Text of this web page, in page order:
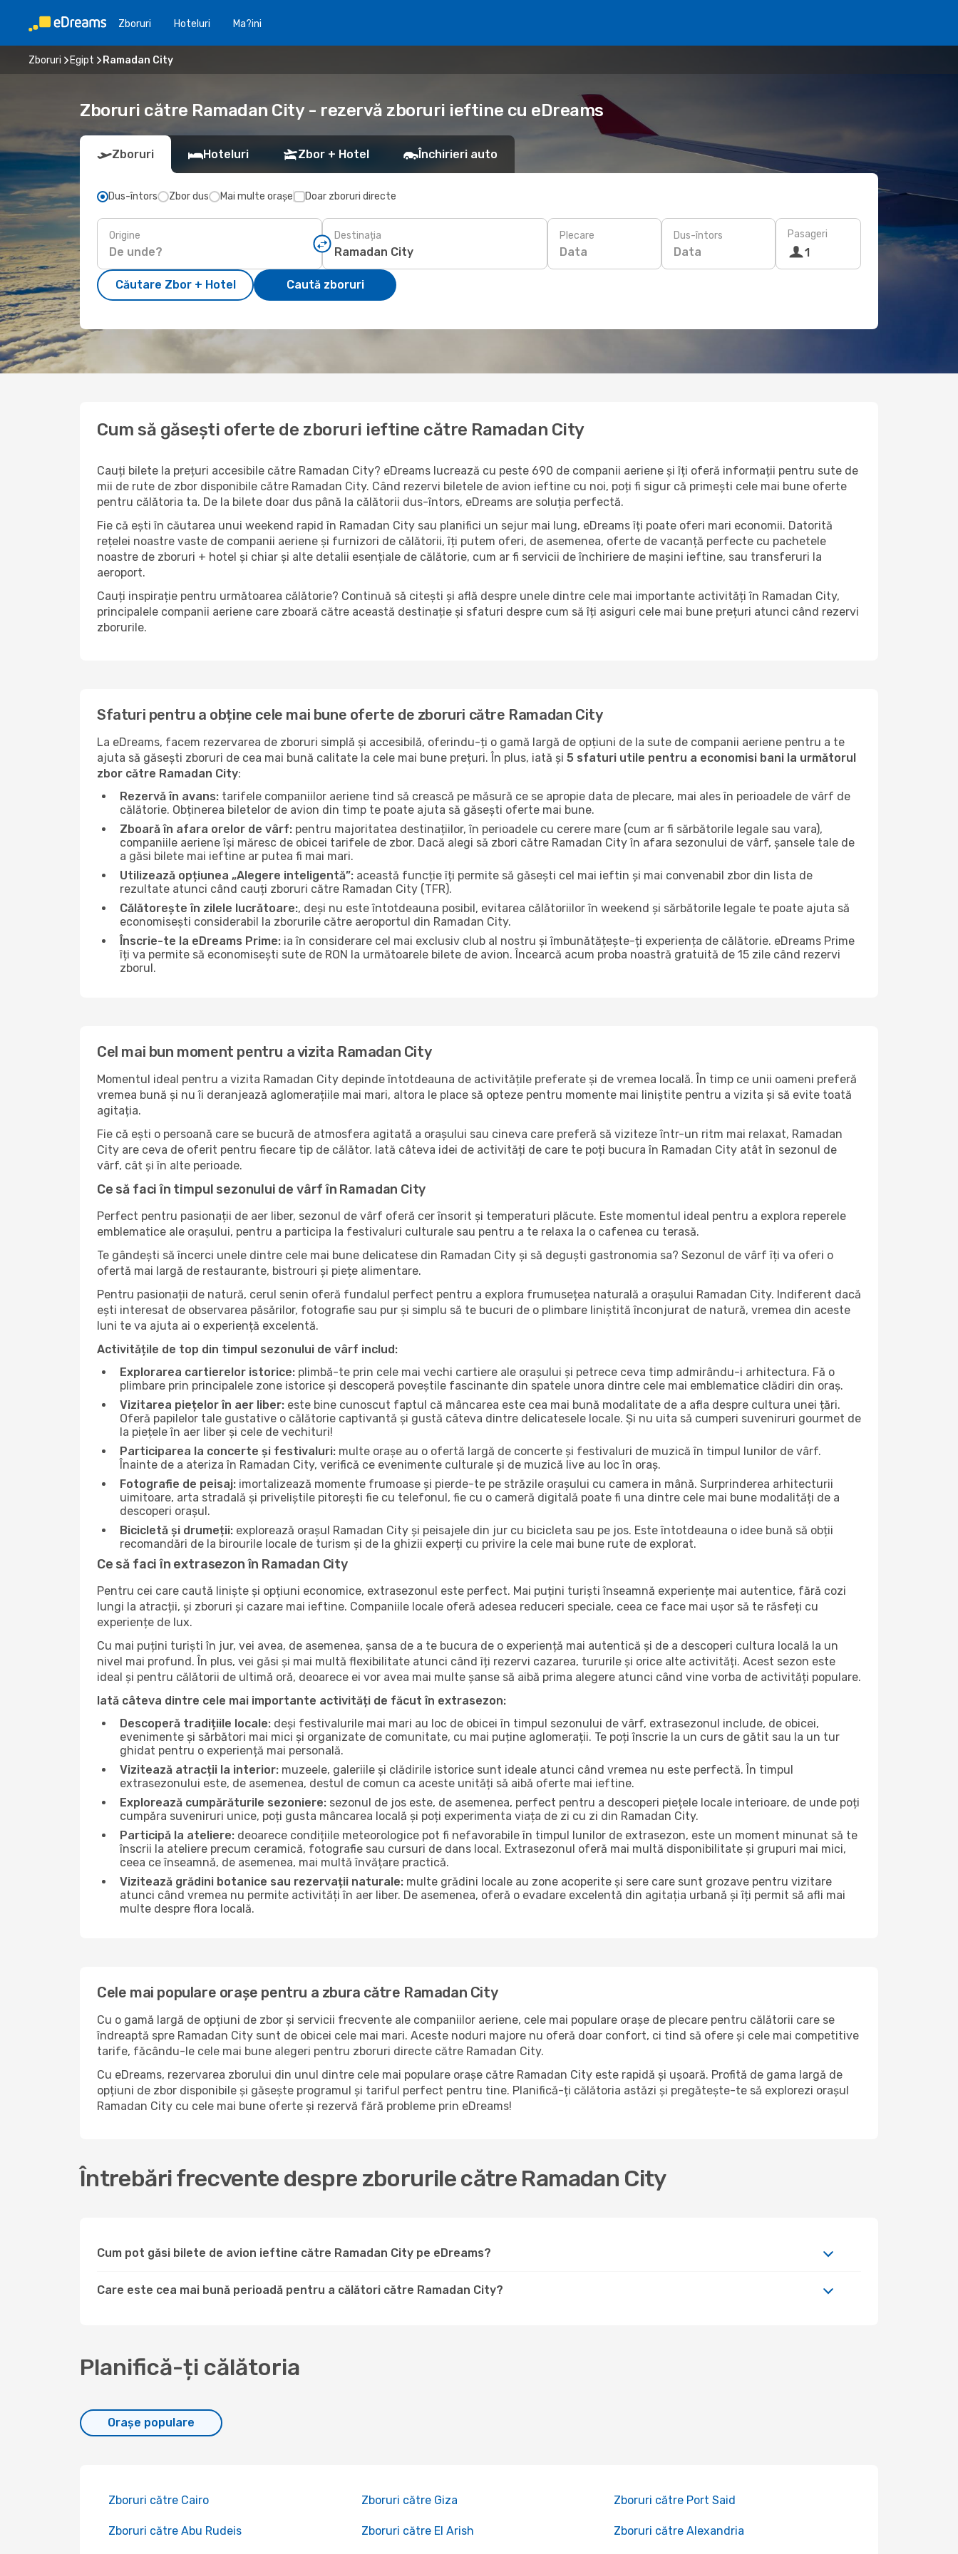
Zboruri Hoteluri Ma?ini
Zboruri Egipt Ramadan City
Zboruri către Ramadan City - rezervă zboruri ieftine cu eDreams
Zboruri Hoteluri Zbor + Hotel Închirieri auto
Dus-întors Zbor dus Mai multe orașe Doar zboruri directe
Origine Destinația Plecare
Data
Dus-întors
Data
Pasageri
1
Căutare Zbor + Hotel Caută zboruri
Cum să găsești oferte de zboruri ieftine către Ramadan City
Cauți bilete la prețuri accesibile către Ramadan City? eDreams lucrează cu peste 690 de companii aeriene și îți oferă informații pentru sute de
mii de rute de zbor disponibile către Ramadan City. Când rezervi biletele de avion ieftine cu noi, poți fi sigur că primești cele mai bune oferte
pentru călătoria ta. De la bilete doar dus până la călătorii dus-întors, eDreams are soluția perfectă.
Fie că ești în căutarea unui weekend rapid în Ramadan City sau planifici un sejur mai lung, eDreams îți poate oferi mari economii. Datorită
rețelei noastre vaste de companii aeriene și furnizori de călătorii, îți putem oferi, de asemenea, oferte de vacanță perfecte cu pachetele
noastre de zboruri + hotel și chiar și alte detalii esențiale de călătorie, cum ar fi servicii de închiriere de mașini ieftine, sau transferuri la
aeroport.
Cauți inspirație pentru următoarea călătorie? Continuă să citești și află despre unele dintre cele mai importante activități în Ramadan City,
principalele companii aeriene care zboară către această destinație și sfaturi despre cum să îți asiguri cele mai bune prețuri atunci când rezervi
zborurile.
Sfaturi pentru a obține cele mai bune oferte de zboruri către Ramadan City
La eDreams, facem rezervarea de zboruri simplă și accesibilă, oferindu-ți o gamă largă de opțiuni de la sute de companii aeriene pentru a te
ajuta să găsești zboruri de cea mai bună calitate la cele mai bune prețuri. În plus, iată și 5 sfaturi utile pentru a economisi bani la următorul
zbor către Ramadan City:
Rezervă în avans: tarifele companiilor aeriene tind să crească pe măsură ce se apropie data de plecare, mai ales în perioadele de vârf de
călătorie. Obținerea biletelor de avion din timp te poate ajuta să găsești oferte mai bune.
Zboară în afara orelor de vârf: pentru majoritatea destinațiilor, în perioadele cu cerere mare (cum ar fi sărbătorile legale sau vara),
companiile aeriene își măresc de obicei tarifele de zbor. Dacă alegi să zbori către Ramadan City în afara sezonului de vârf, șansele tale de
a găsi bilete mai ieftine ar putea fi mai mari.
Utilizează opțiunea „Alegere inteligentă”: această funcție îți permite să găsești cel mai ieftin și mai convenabil zbor din lista de
rezultate atunci când cauți zboruri către Ramadan City (TFR).
Călătorește în zilele lucrătoare:, deși nu este întotdeauna posibil, evitarea călătoriilor în weekend și sărbătorile legale te poate ajuta să
economisești considerabil la zborurile către aeroportul din Ramadan City.
Înscrie-te la eDreams Prime: ia în considerare cel mai exclusiv club al nostru și îmbunătățește-ți experiența de călătorie. eDreams Prime
îți va permite să economisești sute de RON la următoarele bilete de avion. Încearcă acum proba noastră gratuită de 15 zile când rezervi
zborul.
Cel mai bun moment pentru a vizita Ramadan City
Momentul ideal pentru a vizita Ramadan City depinde întotdeauna de activitățile preferate și de vremea locală. În timp ce unii oameni preferă
vremea bună și nu îi deranjează aglomerațiile mai mari, altora le place să opteze pentru momente mai liniștite pentru a vizita și să evite toată
agitația.
Fie că ești o persoană care se bucură de atmosfera agitată a orașului sau cineva care preferă să viziteze într-un ritm mai relaxat, Ramadan
City are ceva de oferit pentru fiecare tip de călător. Iată câteva idei de activități de care te poți bucura în Ramadan City atât în ​​sezonul de
vârf, cât și în alte perioade.
Ce să faci în timpul sezonului de vârf în Ramadan City
Perfect pentru pasionații de aer liber, sezonul de vârf oferă cer însorit și temperaturi plăcute. Este momentul ideal pentru a explora reperele
emblematice ale orașului, pentru a participa la festivaluri culturale sau pentru a te relaxa la o cafenea cu terasă.
Te gândești să încerci unele dintre cele mai bune delicatese din Ramadan City și să deguști gastronomia sa? Sezonul de vârf îți va oferi o
ofertă mai largă de restaurante, bistrouri și piețe alimentare.
Pentru pasionații de natură, cerul senin oferă fundalul perfect pentru a explora frumusețea naturală a orașului Ramadan City. Indiferent dacă
ești interesat de observarea păsărilor, fotografie sau pur și simplu să te bucuri de o plimbare liniștită înconjurat de natură, vremea din aceste
luni te va ajuta ai o experiență excelentă.
Activitățile de top din timpul sezonului de vârf includ:
Explorarea cartierelor istorice: plimbă-te prin cele mai vechi cartiere ale orașului și petrece ceva timp admirându-i arhitectura. Fă o
plimbare prin principalele zone istorice și descoperă poveștile fascinante din spatele unora dintre cele mai emblematice clădiri din oraș.
Vizitarea piețelor în aer liber: este bine cunoscut faptul că mâncarea este cea mai bună modalitate de a afla despre cultura unei țări.
Oferă papilelor tale gustative o călătorie captivantă și gustă câteva dintre delicatesele locale. Și nu uita să cumperi suveniruri gourmet de
la piețele în aer liber și cele de vechituri!
Participarea la concerte și festivaluri: multe orașe au o ofertă largă de concerte și festivaluri de muzică în timpul lunilor de vârf.
Înainte de a ateriza în Ramadan City, verifică ce evenimente culturale și de muzică live au loc în oraș.
Fotografie de peisaj: imortalizează momente frumoase și pierde-te pe străzile orașului cu camera in mână. Surprinderea arhitecturii
uimitoare, arta stradală și priveliștile pitorești fie cu telefonul, fie cu o cameră digitală poate fi una dintre cele mai bune modalități de a
descoperi orașul.
Bicicletă și drumeții: explorează orașul Ramadan City și peisajele din jur cu bicicleta sau pe jos. Este întotdeauna o idee bună să obții
recomandări de la birourile locale de turism și de la ghizii experți cu privire la cele mai bune rute de explorat.
Ce să faci în extrasezon în Ramadan City
Pentru cei care caută liniște și opțiuni economice, extrasezonul este perfect. Mai puțini turiști înseamnă experiențe mai autentice, fără cozi
lungi la atracții, și zboruri și cazare mai ieftine. Companiile locale oferă adesea reduceri speciale, ceea ce face mai ușor să te răsfeți cu
experiențe de lux.
Cu mai puțini turiști în jur, vei avea, de asemenea, șansa de a te bucura de o experiență mai autentică și de a descoperi cultura locală la un
nivel mai profund. În plus, vei găsi și mai multă flexibilitate atunci când îți rezervi cazarea, tururile și orice alte activități. Acest sezon este
ideal și pentru călătorii de ultimă oră, deoarece ei vor avea mai multe șanse să aibă prima alegere atunci când vine vorba de activități populare.
Iată câteva dintre cele mai importante activități de făcut în extrasezon:
Descoperă tradițiile locale: deși festivalurile mai mari au loc de obicei în timpul sezonului de vârf, extrasezonul include, de obicei,
evenimente și sărbători mai mici și organizate de comunitate, cu mai puține aglomerații. Te poți înscrie la un curs de gătit sau la un tur
ghidat pentru o experiență mai personală.
Vizitează atracții la interior: muzeele, galeriile și clădirile istorice sunt ideale atunci când vremea nu este perfectă. În timpul
extrasezonului este, de asemenea, destul de comun ca aceste unități să aibă oferte mai ieftine.
Explorează cumpărăturile sezoniere: sezonul de jos este, de asemenea, perfect pentru a descoperi piețele locale interioare, de unde poți
cumpăra suveniruri unice, poți gusta mâncarea locală și poți experimenta viața de zi cu zi din Ramadan City.
Participă la ateliere: deoarece condițiile meteorologice pot fi nefavorabile în timpul lunilor de extrasezon, este un moment minunat să te
înscrii la ateliere precum ceramică, fotografie sau cursuri de dans local. Extrasezonul oferă mai multă disponibilitate și grupuri mai mici,
ceea ce înseamnă, de asemenea, mai multă învățare practică.
Vizitează grădini botanice sau rezervații naturale: multe grădini locale au zone acoperite și sere care sunt grozave pentru vizitare
atunci când vremea nu permite activități în aer liber. De asemenea, oferă o evadare excelentă din agitația urbană și îți permit să afli mai
multe despre flora locală.
Cele mai populare orașe pentru a zbura către Ramadan City
Cu o gamă largă de opțiuni de zbor și servicii frecvente ale companiilor aeriene, cele mai populare orașe de plecare pentru călătorii care se
îndreaptă spre Ramadan City sunt de obicei cele mai mari. Aceste noduri majore nu oferă doar confort, ci tind să ofere și cele mai competitive
tarife, făcându-le cele mai bune alegeri pentru zboruri directe către Ramadan City.
Cu eDreams, rezervarea zborului din unul dintre cele mai populare orașe către Ramadan City este rapidă și ușoară. Profită de gama largă de
opțiuni de zbor disponibile și găsește programul și tariful perfect pentru tine. Planifică-ți călătoria astăzi și pregătește-te să explorezi orașul
Ramadan City cu cele mai bune oferte și rezervă fără probleme prin eDreams!
Întrebări frecvente despre zborurile către Ramadan City
Cum pot găsi bilete de avion ieftine către Ramadan City pe eDreams?
Care este cea mai bună perioadă pentru a călători către Ramadan City?
Planifică-ți călătoria
Orașe populare
Zboruri către Cairo Zboruri către Giza Zboruri către Port Said
Zboruri către Abu Rudeis Zboruri către El Arish Zboruri către Alexandria